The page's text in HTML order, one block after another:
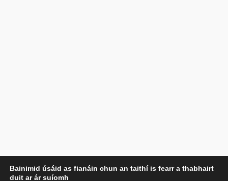
Príobháideachas
Bainimid úsáid as fianáin chun an taithí is fearr a thabhairt
duit ar ár suíomh